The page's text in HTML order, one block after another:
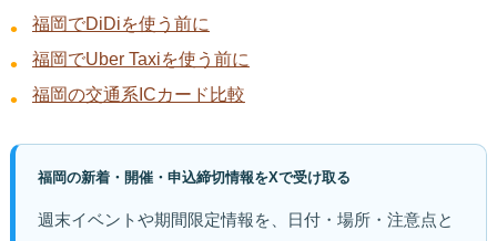
福岡でDiDiを使う前に
福岡でUber Taxiを使う前に
福岡の交通系ICカード比較
福岡の新着・開催・申込締切情報をXで受け取る
週末イベントや期間限定情報を、日付・場所・注意点と